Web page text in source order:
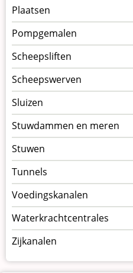
Plaatsen
Pompgemalen
Scheepsliften
Scheepswerven
Sluizen
Stuwdammen en meren
Stuwen
Tunnels
Voedingskanalen
Waterkrachtcentrales
Zijkanalen